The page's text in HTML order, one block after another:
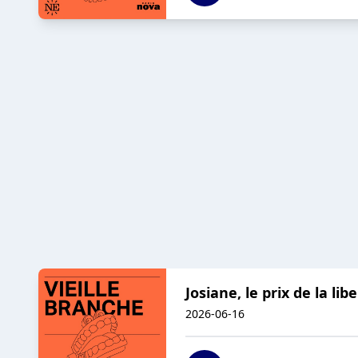
Josiane, le prix de la
2026-06-16